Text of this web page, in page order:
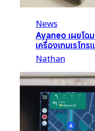
News
Ayaneo เผยโ
เครื่องเกมเรโท
Nathan